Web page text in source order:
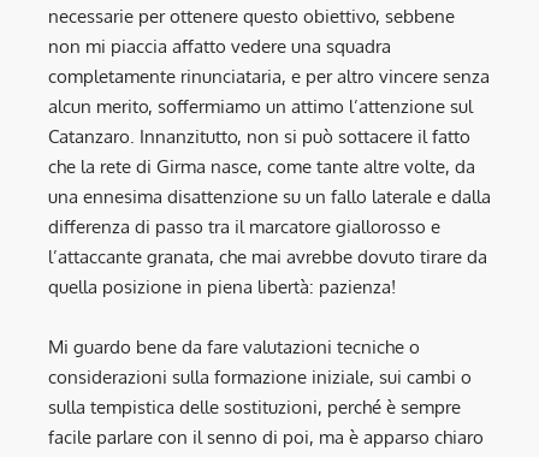
necessarie per ottenere questo obiettivo, sebbene
non mi piaccia affatto vedere una squadra
completamente rinunciataria, e per altro vincere senza
alcun merito, soffermiamo un attimo l’attenzione sul
Catanzaro. Innanzitutto, non si può sottacere il fatto
che la rete di Girma nasce, come tante altre volte, da
una ennesima disattenzione su un fallo laterale e dalla
differenza di passo tra il marcatore giallorosso e
l’attaccante granata, che mai avrebbe dovuto tirare da
quella posizione in piena libertà: pazienza!
Mi guardo bene da fare valutazioni tecniche o
considerazioni sulla formazione iniziale, sui cambi o
sulla tempistica delle sostituzioni, perché è sempre
facile parlare con il senno di poi, ma è apparso chiaro